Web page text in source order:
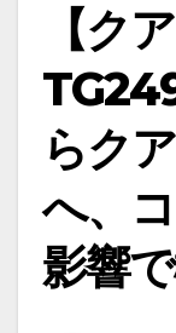
【ク
らク
へ、
影響